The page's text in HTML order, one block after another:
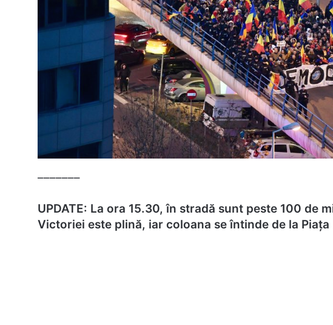
–––––––
UPDATE: La ora 15.30, în stradă sunt peste 100 de
Victoriei este plină, iar coloana se întinde de la